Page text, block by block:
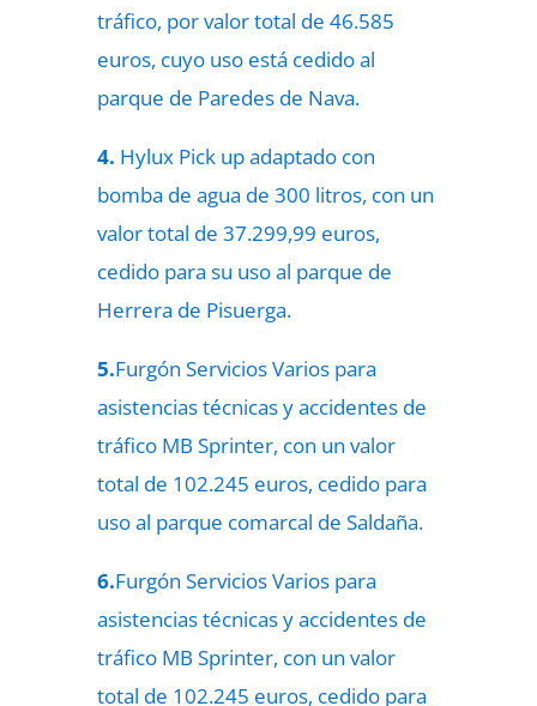
tráfico, por valor total de 46.585
euros, cuyo uso está cedido al
parque de Paredes de Nava.
4. Hylux Pick up adaptado con
bomba de agua de 300 litros, con un
valor total de 37.299,99 euros,
cedido para su uso al parque de
Herrera de Pisuerga.
5.Furgón Servicios Varios para
asistencias técnicas y accidentes de
tráfico MB Sprinter, con un valor
total de 102.245 euros, cedido para
uso al parque comarcal de Saldaña.
6.Furgón Servicios Varios para
asistencias técnicas y accidentes de
tráfico MB Sprinter, con un valor
total de 102.245 euros, cedido para